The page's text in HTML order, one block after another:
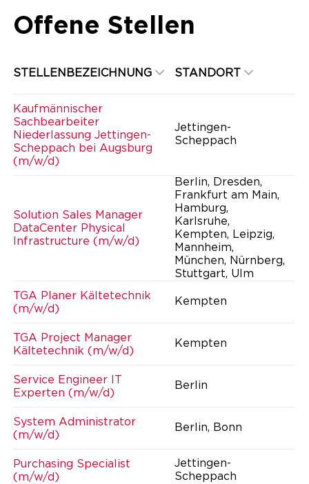
Offene Stellen
STELLENBEZEICHNUNG STANDORT
Kaufmännischer
Sachbearbeiter
Niederlassung Jettingen-
Scheppach bei Augsburg
(m/w/d)
Jettingen-
Scheppach
Solution Sales Manager
DataCenter Physical
Infrastructure (m/w/d)
Berlin, Dresden,
Frankfurt am Main,
Hamburg,
Karlsruhe,
Kempten, Leipzig,
Mannheim,
München, Nürnberg,
Stuttgart, Ulm
TGA Planer Kältetechnik
(m/w/d)
Kempten
TGA Project Manager
Kältetechnik (m/w/d)
Kempten
Service Engineer IT
Experten (m/w/d)
Berlin
System Administrator
(m/w/d)
Berlin, Bonn
Purchasing Specialist
(m/w/d)
Jettingen-
Scheppach